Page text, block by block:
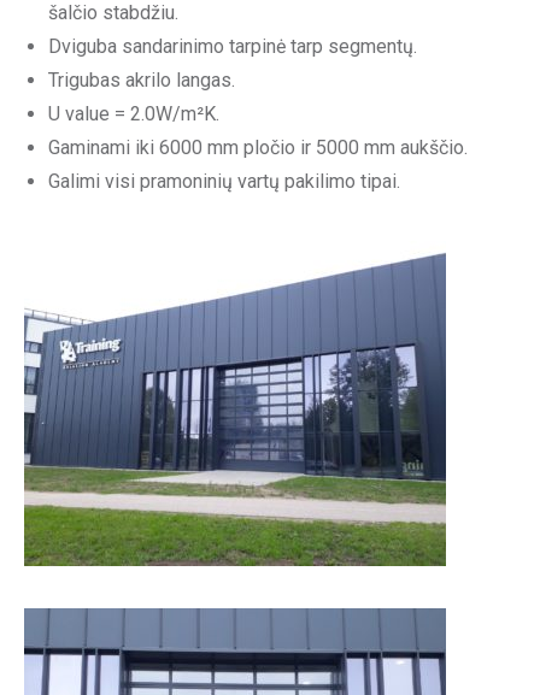
šalčio stabdžiu.
Dviguba sandarinimo tarpinė tarp segmentų.
Trigubas akrilo langas.
U value = 2.0W/m²K.
Gaminami iki 6000 mm pločio ir 5000 mm aukščio.
Galimi visi pramoninių vartų pakilimo tipai.